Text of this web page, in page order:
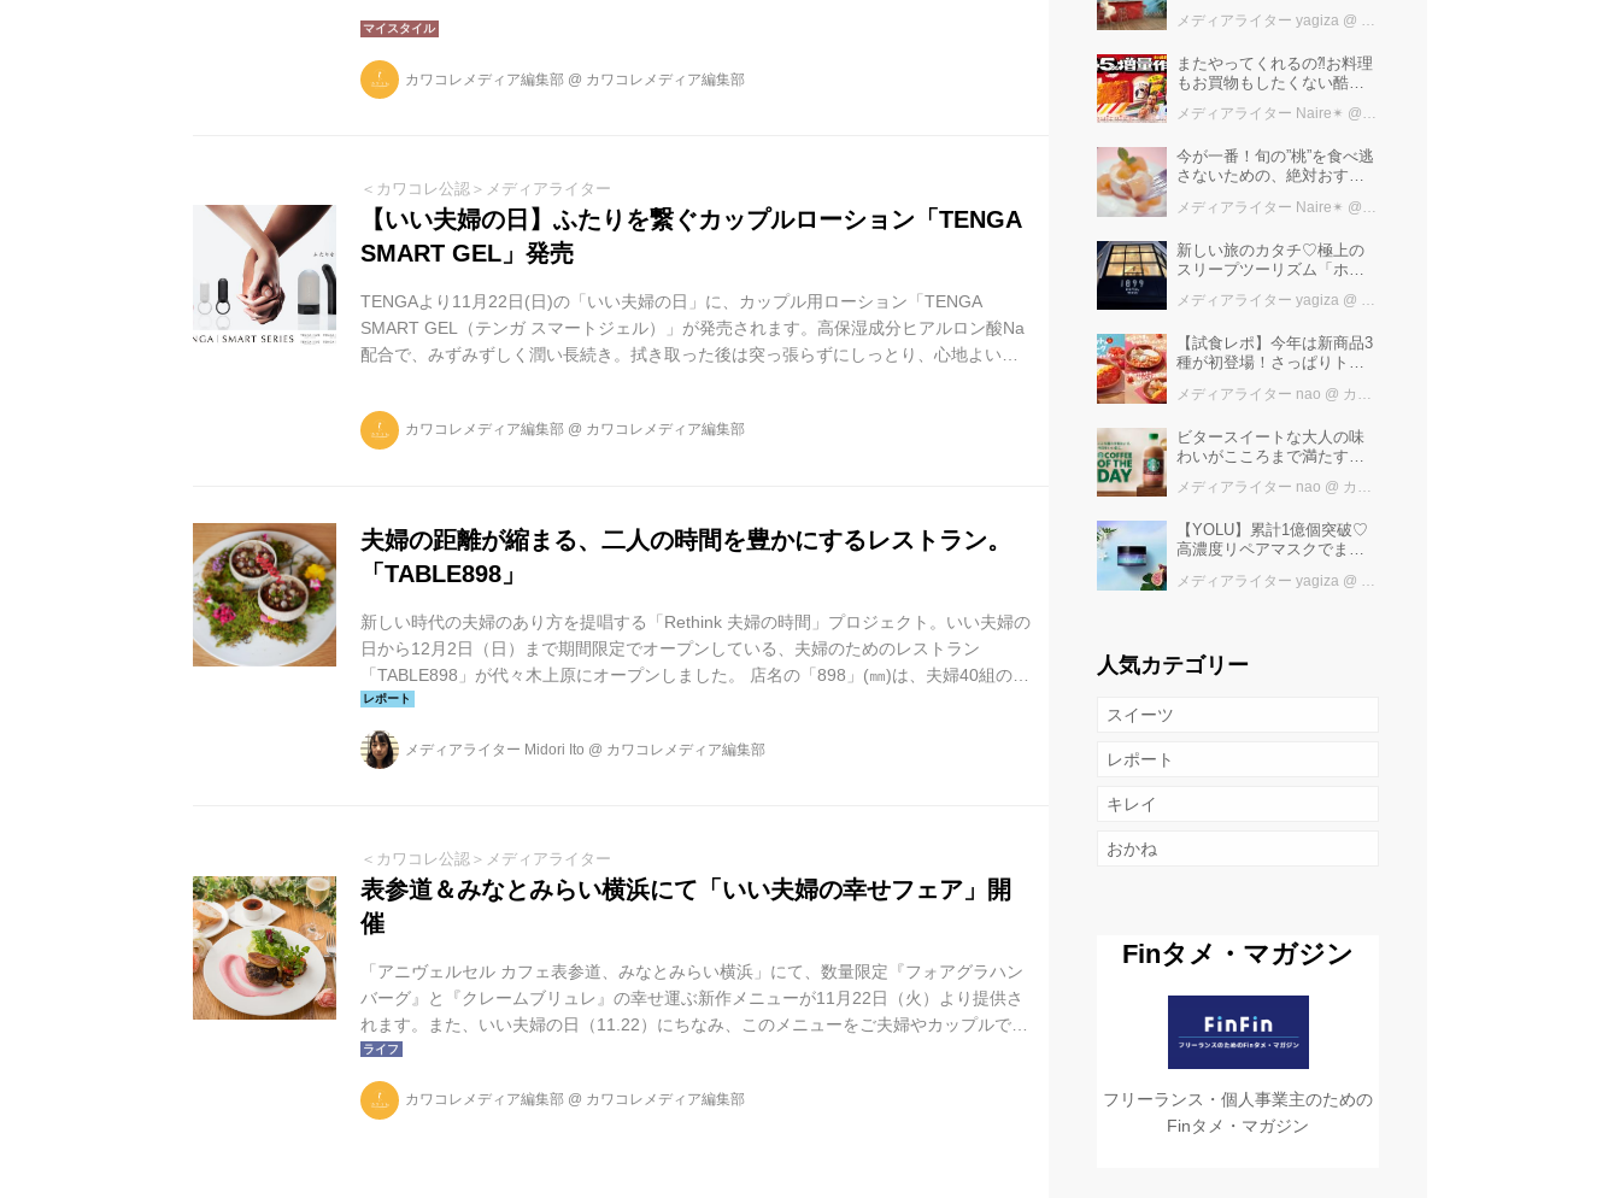
カワコレメディア編集部 @ カワコレメディア編集部
＜カワコレ公認＞メディアライター
【いい夫婦の日】ふたりを繋ぐカップルローション「TENGA
SMART GEL」発売
TENGAより11月22日(日)の「いい夫婦の日」に、カップル用ローション「TENGA
SMART GEL（テンガ スマートジェル）」が発売されます。高保湿成分ヒアルロン酸Na
配合で、みずみずしく潤い長続き。拭き取った後は突っ張らずにしっとり、心地よい使
ロダクトシリーズ「SMART SERIES」にローションが仲間入り。機能美を追求したデザ
インでふたりの時間をより深く、よりスマートに演出します。今までにない刺激的なコ
カワコレメディア編集部 @ カワコレメディア編集部
夫婦の距離が縮まる、二人の時間を豊かにするレストラン。
「TABLE898」
新しい時代の夫婦のあり方を提唱する「Rethink 夫婦の時間」プロジェクト。いい夫婦の
日から12月2日（日）まで期間限定でオープンしている、夫婦のためのレストラン
「TABLE898」が代々木上原にオープンしました。 店名の「898」(㎜)は、夫婦40組の実
証で導き出した会話に最適な距離で、2人が窮屈すぎず、近付けるテーブルにつけば、自
然と会話が始まりそうでした。 食事は「Restaurant A.T」オーナーシェフの田中淳氏
が、パリから日本に滞在して振舞ってくれます。食器も世界各国から取り寄せた、この
メディアライター Midori Ito @ カワコレメディア編集部
＜カワコレ公認＞メディアライター
表参道＆みなとみらい横浜にて「いい夫婦の幸せフェア」開
催
「アニヴェルセル カフェ表参道、みなとみらい横浜」にて、数量限定『フォアグラハン
バーグ』と『クレームブリュレ』の幸せ運ぶ新作メニューが11月22日（火）より提供さ
れます。また、いい夫婦の日（11.22）にちなみ、このメニューをご夫婦やカップルでお
楽しみいただける『いい夫婦の幸せフェア』を11月末まで開催し、各店先着11組計22組
限定でオリジナルギフトがプレゼントされます。
カワコレメディア編集部 @ カワコレメディア編集部
レンガ倉庫】
メディアライター yagiza @ カワコレメディア編集部
またやってくれるの⁈お料理
もお買物もしたくない酷暑
けば増量中！！
メディアライター Naire✴︎ @ カワコレメディア編集部
今が一番！旬の”桃”を食べ逃
さないための、絶対おすす
メディアライター Naire✴︎ @ カワコレメディア編集部
新しい旅のカタチ♡極上の
スリープツーリズム「ホテ
で「ととの寝」快眠ステイ
メディアライター yagiza @ カワコレメディア編集部
【試食レポ】今年は新商品3
種が初登場！さっぱりトマ
びっくりドンキーの「トマ
限定発売中♪
メディアライター nao @ カワコレメディア編集部
ビタースイートな大人の味
わいがこころまで満たす
COFFEE OF THE DAY カフ
メディアライター nao @ カワコレメディア編集部
【YOLU】累計1億個突破♡
高濃度リペアマスクでまと
メディアライター yagiza @ カワコレメディア編集部
人気カテゴリー
スイーツ
レポート
キレイ
おかね
Finタメ・マガジン
フリーランス・個人事業主のための
Finタメ・マガジン